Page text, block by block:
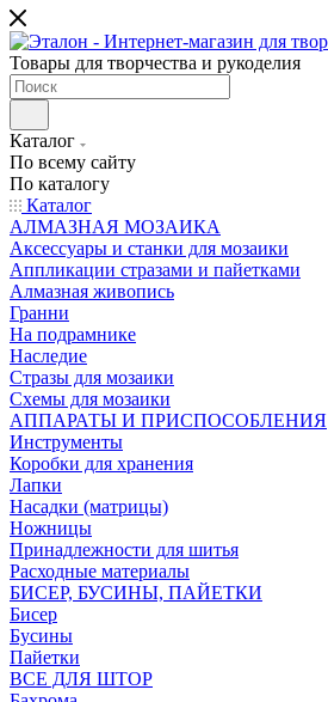
Товары для творчества и рукоделия
Каталог
По всему сайту
По каталогу
Каталог
АЛМАЗНАЯ МОЗАИКА
Аксессуары и станки для мозаики
Аппликации стразами и пайетками
Алмазная живопись
Гранни
На подрамнике
Наследие
Стразы для мозаики
Схемы для мозаики
АППАРАТЫ И ПРИСПОСОБЛЕНИЯ
Инструменты
Коробки для хранения
Лапки
Насадки (матрицы)
Ножницы
Принадлежности для шитья
Расходные материалы
БИСЕР, БУСИНЫ, ПАЙЕТКИ
Бисер
Бусины
Пайетки
ВСЕ ДЛЯ ШТОР